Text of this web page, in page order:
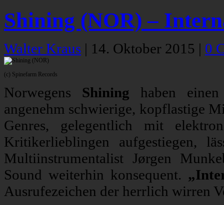
Shining (NOR) –
Walter Kraus | 14. Oktober 2015 | 0
(c) Spinefarm Records
Norwegens Shining haben
angenehm schwierige, kopflastige
Genres, gelegentlich mit
Kritikerlieblingen aufgestiegen,
Multiinstrumentalist Jørgen
Sound weiterhin konsequent.
Ausrufezeichen der herrlich wirren